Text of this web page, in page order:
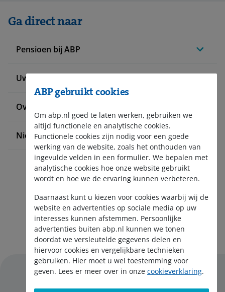
Ga direct naar
Pensioen bij ABP
Uw situatie verandert
Over ABP
Nieuws en pers
Aanmelden nieuwsbrief
ABP gebruikt cookies
Om abp.nl goed te laten werken, gebruiken we
altijd functionele en analytische cookies.
Functionele cookies zijn nodig voor een goede
werking van de website, zoals het onthouden van
ingevulde velden in een formulier. We bepalen met
analytische cookies hoe onze website gebruikt
wordt en hoe we de ervaring kunnen verbeteren.
Daarnaast kunt u kiezen voor cookies waarbij wij de
website en advertenties op sociale media op uw
interesses kunnen afstemmen. Persoonlijke
advertenties buiten abp.nl kunnen we tonen
doordat we versleutelde gegevens delen en
hiervoor cookies en vergelijkbare technieken
gebruiken. Hier moet u wel toestemming voor
geven. Lees er meer over in onze cookieverklaring.